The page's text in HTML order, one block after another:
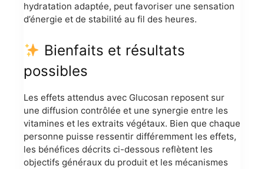
hydratation adaptée, peut favoriser une sensation
d’énergie et de stabilité au fil des heures.
Bienfaits et résultats
possibles
Les effets attendus avec Glucosan reposent sur
une diffusion contrôlée et une synergie entre les
vitamines et les extraits végétaux. Bien que chaque
personne puisse ressentir différemment les effets,
les bénéfices décrits ci-dessous reflètent les
objectifs généraux du produit et les mécanismes